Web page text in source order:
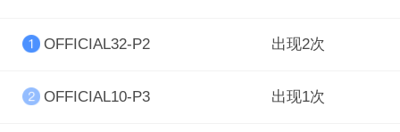
OFFICIAL32-P2 出现2次
OFFICIAL10-P3 出现1次